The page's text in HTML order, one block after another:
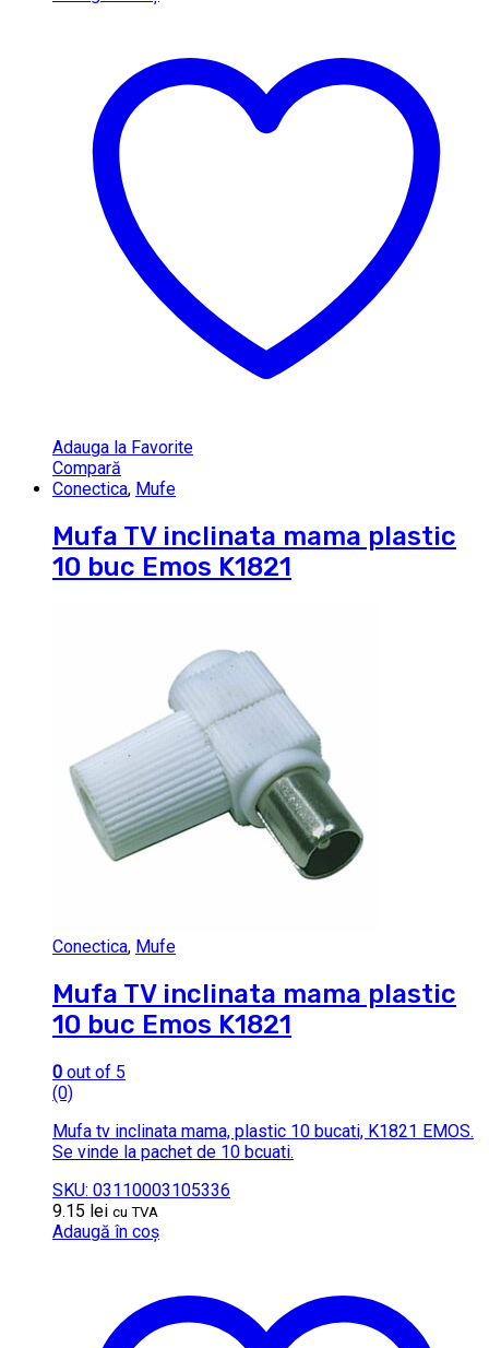
Adauga la Favorite
Compară
Conectica, Mufe
Mufa TV inclinata mama plastic
10 buc Emos K1821
Conectica, Mufe
Mufa TV inclinata mama plastic
10 buc Emos K1821
0 out of 5
(0)
Mufa tv inclinata mama, plastic 10 bucati, K1821 EMOS.
Se vinde la pachet de 10 bcuati.
SKU: 03110003105336
9.15 lei cu TVA
Adaugă în coș